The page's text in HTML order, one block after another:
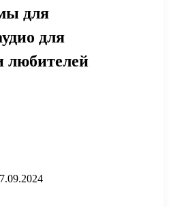
для
для
любителей